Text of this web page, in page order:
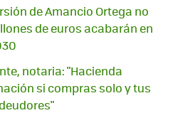
de Amancio Ortega no
de euros acabarán en
notaria: "Hacienda
si compras solo y tus